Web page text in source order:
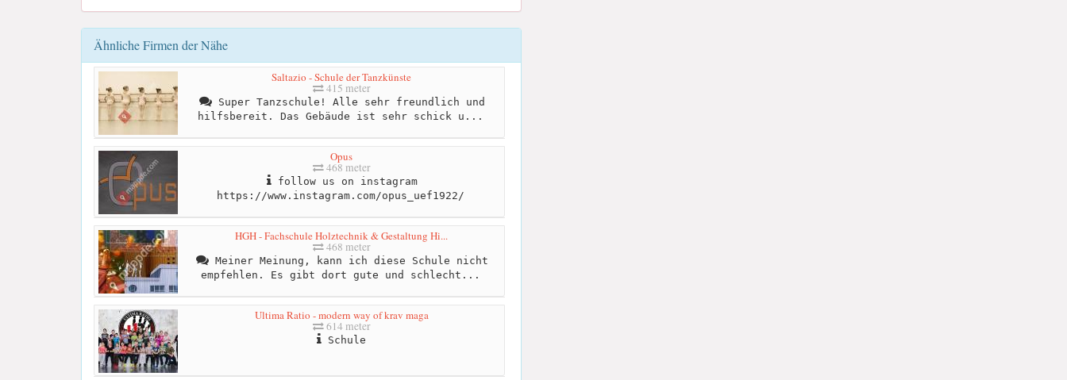
Ähnliche Firmen der Nähe
Saltazio - Schule der Tanzkünste
415 meter
Super Tanzschule! Alle sehr freundlich und
hilfsbereit. Das Gebäude ist sehr schick u...
Opus
468 meter
follow us on instagram
https://www.instagram.com/opus_uef1922/
HGH - Fachschule Holztechnik & Gestaltung Hi...
468 meter
Meiner Meinung, kann ich diese Schule nicht
empfehlen. Es gibt dort gute und schlecht...
Ultima Ratio - modern way of krav maga
614 meter
Schule